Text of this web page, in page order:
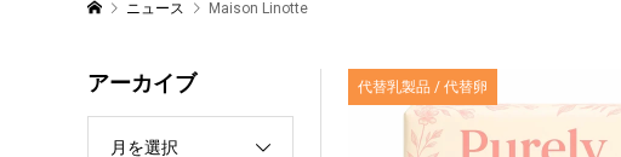
ニュース Maison Linotte
代替乳製品 / 代替卵
アーカイブ
月を選択